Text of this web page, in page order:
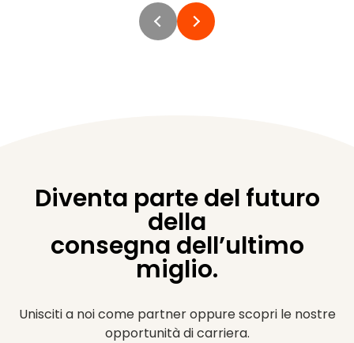
Diventa parte del futuro
della
consegna dell’ultimo
miglio.
Unisciti a noi come partner oppure scopri le nostre
opportunità di carriera.